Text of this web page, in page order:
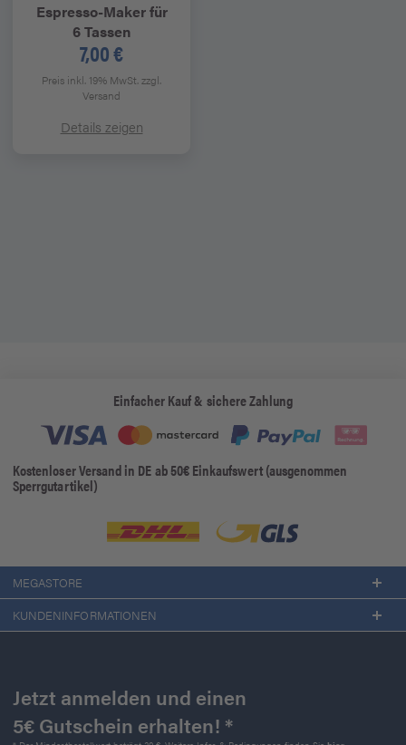
Espresso-Maker für
6 Tassen
7,00 €
Preis inkl. 19% MwSt.zzgl.
Versand
Details zeigen
Einfacher Kauf & sichere Zahlung
Kostenloser Versand in DE ab 50€ Einkaufswert (ausgenommen
Sperrgutartikel)
MEGASTORE
KUNDENINFORMATIONEN
Jetzt anmelden und einen
5€ Gutschein erhalten! *